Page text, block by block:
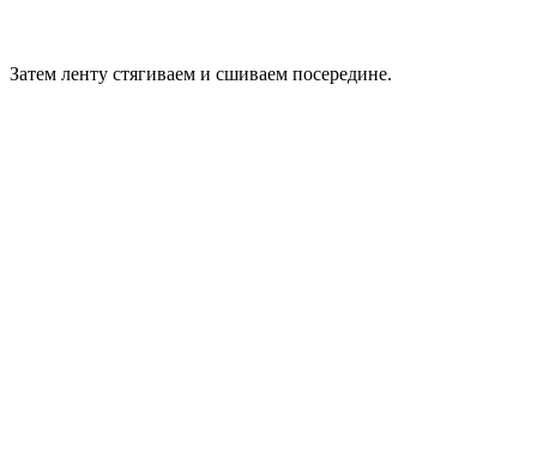
Затем ленту стягиваем и сшиваем посередине.